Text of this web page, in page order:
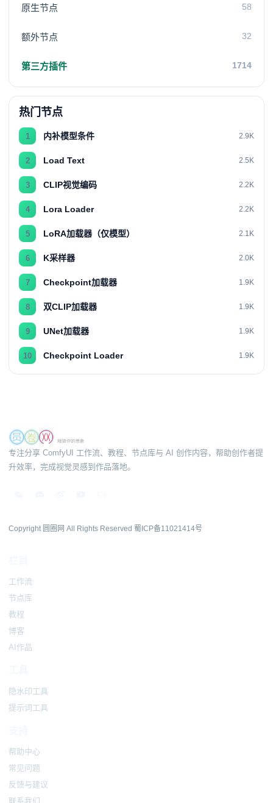
原生节点 58
额外节点 32
第三方插件 1714
热门节点
1 内补模型条件 2.9K
2 Load Text 2.5K
3 CLIP视觉编码 2.2K
4 Lora Loader 2.2K
5 LoRA加载器（仅模型） 2.1K
6 K采样器 2.0K
7 Checkpoint加载器 1.9K
8 双CLIP加载器 1.9K
9 UNet加载器 1.9K
10 Checkpoint Loader 1.9K
专注分享 ComfyUI 工作流、教程、节点库与 AI 创作内容，帮助创作者提
升效率，完成视觉灵感到作品落地。
Copyright 圆圈网 All Rights Reserved 蜀ICP备11021414号
工作流
节点库
教程
博客
AI作品
隐水印工具
提示词工具
帮助中心
常见问题
反馈与建议
联系我们